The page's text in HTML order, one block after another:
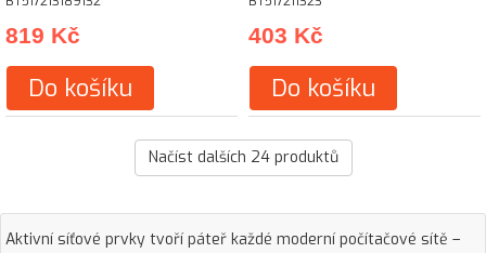
819 Kč
Do košíku
403 Kč
Do košíku
Načíst dalších 24produktů
Aktivní síťové prvky tvoří páteř každé moderní počítačové sítě –